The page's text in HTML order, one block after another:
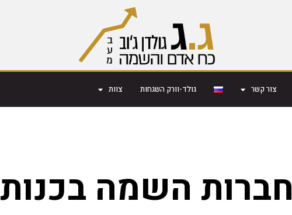
צור קשר גולד-וורק השגחות צוות
חברות השמה בכנות